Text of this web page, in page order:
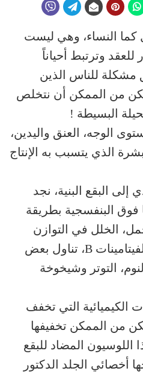
كما النساء، وهي ليست
وترتبط أحياناً
مشكلة للناس الذين
من الممكن أن نتخلص
البسيطة !
الوجه، العنق واليدين،
الذي يتسبب به الإنتاج
إلى البقع البنية، نجد
فوق البنفسجية بطريقة
الخلل في التوازن
الهورموني، النقص في الفيتامينات B، تناول بعض
التوتر وشيخوخة
الكيميائية التي تخفف
من الممكن تخفيفها
المضاد للبقع
أخصائي الجلد الدكتور